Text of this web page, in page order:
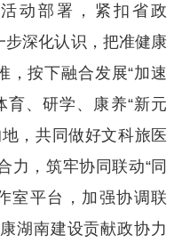
动部署，紧扣省政
步深化认识，把准健康
，按下融合发展“加速
育、研学、康养“新元
，共同做好文科旅医
力，筑牢协同联动“同
室平台，加强协调联
湖南建设贡献政协力